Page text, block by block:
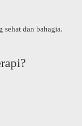
dan bahagia.